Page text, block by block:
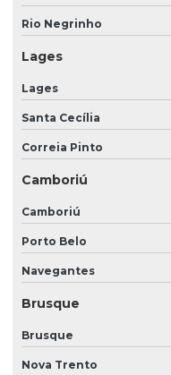
Orçamento vigilância
Portaria 24 horas
Portaria 24 horas preço
Portaria 24 horas
Preço de portaria 24 horas
Preço de portaria remota
Prestação de serviço de
Prestação de serviços de
Prestação de serviços de
Rio Negrinho
Lages
Lages
Santa Cecília
Correia Pinto
Camboriú
Camboriú
Porto Belo
Navegantes
Brusque
Brusque
Nova Trento